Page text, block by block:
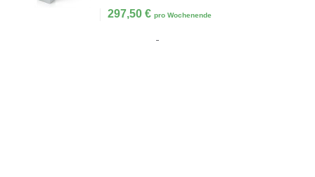
297,50 € pro Wochenende